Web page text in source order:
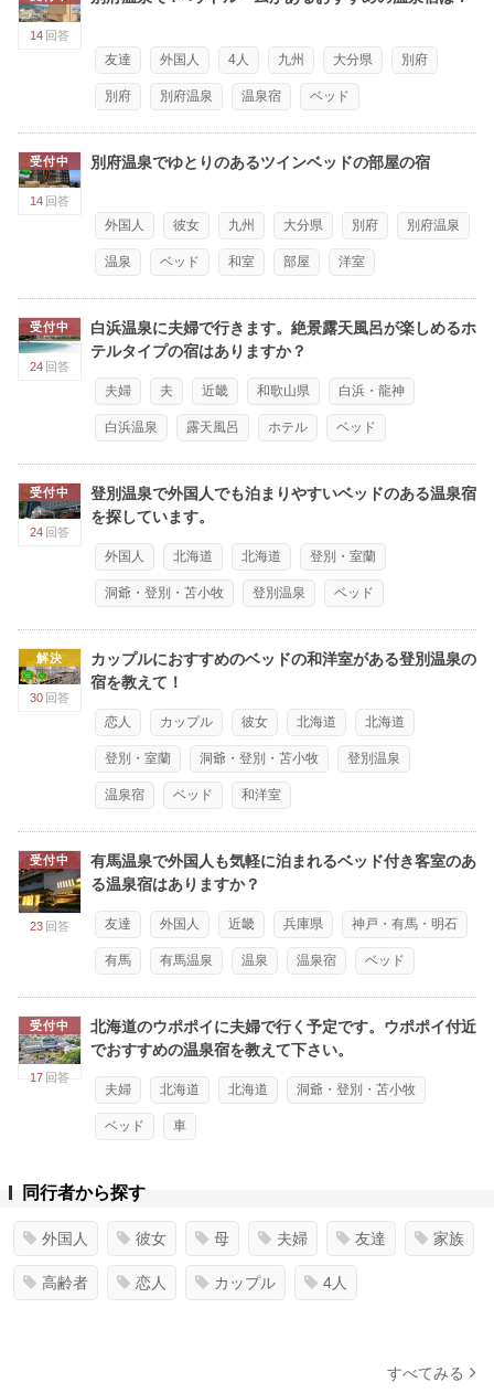
14 回答
友達 外国人 4人 九州 大分県 別府
別府 別府温泉 温泉宿 ベッド
受付中
14 回答
別府温泉でゆとりのあるツインベッドの部屋の宿
外国人 彼女 九州 大分県 別府 別府温泉
温泉 ベッド 和室 部屋 洋室
受付中
24 回答
白浜温泉に夫婦で行きます。絶景露天風呂が楽しめるホ
テルタイプの宿はありますか？
夫婦 夫 近畿 和歌山県 白浜・龍神
白浜温泉 露天風呂 ホテル ベッド
受付中
24 回答
登別温泉で外国人でも泊まりやすいベッドのある温泉宿
を探しています。
外国人 北海道 北海道 登別・室蘭
洞爺・登別・苫小牧 登別温泉 ベッド
解決
30 回答
カップルにおすすめのベッドの和洋室がある登別温泉の
宿を教えて！
恋人 カップル 彼女 北海道 北海道
登別・室蘭 洞爺・登別・苫小牧 登別温泉
温泉宿 ベッド 和洋室
受付中
23 回答
有馬温泉で外国人も気軽に泊まれるベッド付き客室のあ
る温泉宿はありますか？
友達 外国人 近畿 兵庫県 神戸・有馬・明石
有馬 有馬温泉 温泉 温泉宿 ベッド
受付中
17 回答
北海道のウポポイに夫婦で行く予定です。ウポポイ付近
でおすすめの温泉宿を教えて下さい。
夫婦 北海道 北海道 洞爺・登別・苫小牧
ベッド 車
同行者から探す
外国人 彼女 母 夫婦 友達 家族
高齢者 恋人 カップル 4人
すべてみる